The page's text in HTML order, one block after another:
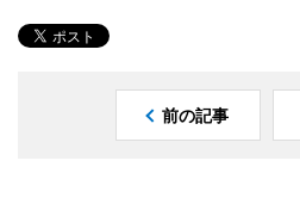
前の記事